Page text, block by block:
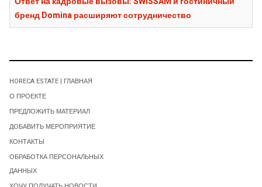
бренд Domina расширяют сотрудничество
HORECA ESTATE | ГЛАВНАЯ
О ПРОЕКТЕ
ПРЕДЛОЖИТЬ МАТЕРИАЛ
ДОБАВИТЬ МЕРОПРИЯТИЕ
КОНТАКТЫ
ОБРАБОТКА ПЕРСОНАЛЬНЫХ
ДАННЫХ